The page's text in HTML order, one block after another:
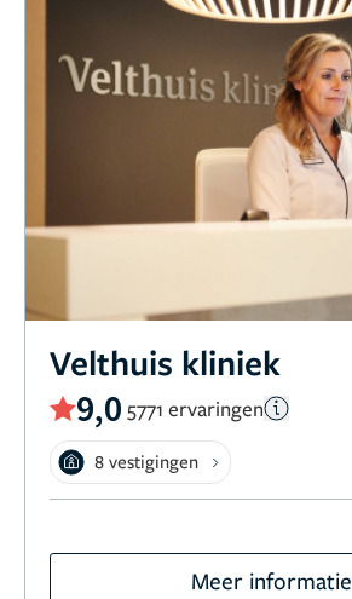
Velthuis kliniek
9,0 5771 ervaringen
8 vestigingen
Meer informatie